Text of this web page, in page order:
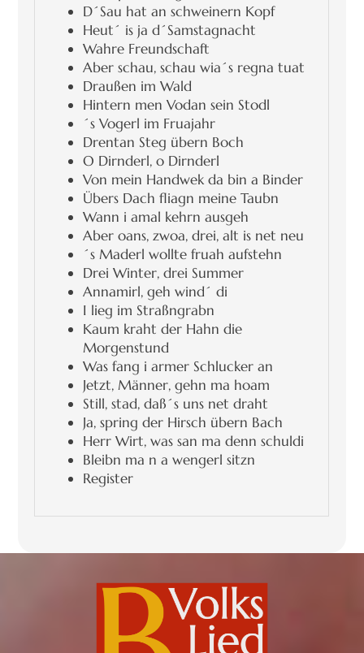
D´Sau hat an schweinern Kopf
Heut´ is ja d´Samstagnacht
Wahre Freundschaft
Aber schau, schau wia´s regna tuat
Draußen im Wald
Hintern men Vodan sein Stodl
´s Vogerl im Fruajahr
Drentan Steg übern Boch
O Dirnderl, o Dirnderl
Von mein Handwek da bin a Binder
Übers Dach fliagn meine Taubn
Wann i amal kehrn ausgeh
Aber oans, zwoa, drei, alt is net neu
´s Maderl wollte fruah aufstehn
Drei Winter, drei Summer
Annamirl, geh wind´ di
I lieg im Straßngrabn
Kaum kraht der Hahn die
Morgenstund
Was fang i armer Schlucker an
Jetzt, Männer, gehn ma hoam
Still, stad, daß´s uns net draht
Ja, spring der Hirsch übern Bach
Herr Wirt, was san ma denn schuldi
Bleibn ma n a wengerl sitzn
Register